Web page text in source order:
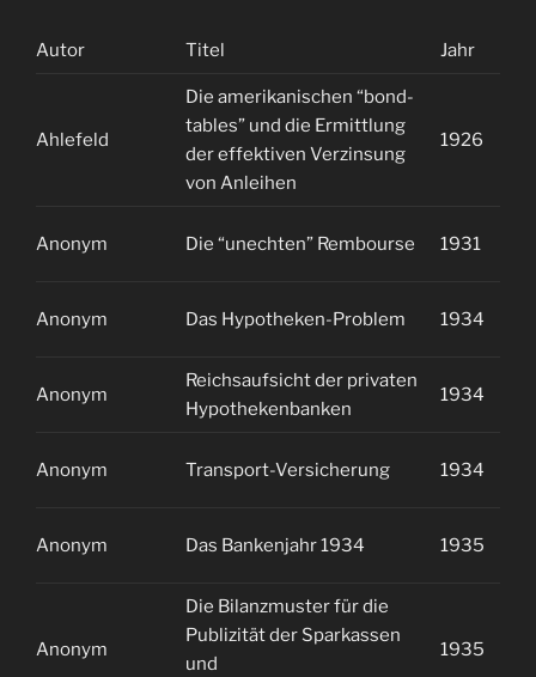
Autor Titel Jahr
Ahlefeld
Die amerikanischen “bond-
tables” und die Ermittlung
der effektiven Verzinsung
von Anleihen
1926
Anonym Die “unechten” Rembourse 1931
Anonym Das Hypotheken-Problem 1934
Anonym
Reichsaufsicht der privaten
Hypothekenbanken
1934
Anonym Transport-Versicherung 1934
Anonym Das Bankenjahr 1934 1935
Anonym
Die Bilanzmuster für die
Publizität der Sparkassen
und
1935